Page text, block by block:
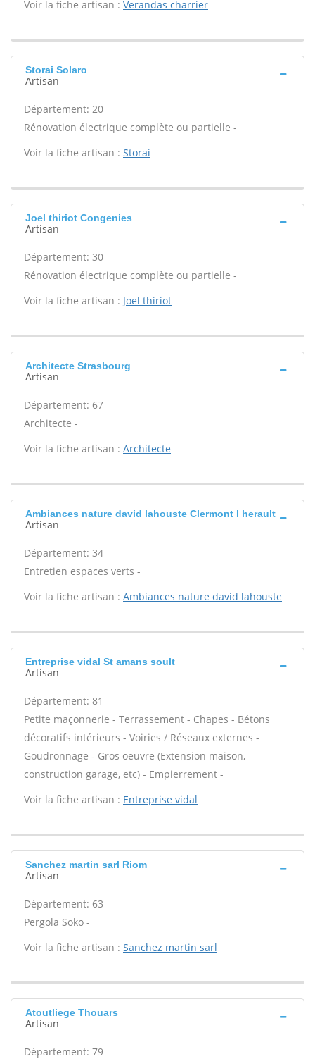
Voir la fiche artisan : Verandas charrier
Storai Solaro
Artisan
Département: 20
Rénovation électrique complète ou partielle -
Voir la fiche artisan : Storai
Joel thiriot Congenies
Artisan
Département: 30
Rénovation électrique complète ou partielle -
Voir la fiche artisan : Joel thiriot
Architecte Strasbourg
Artisan
Département: 67
Architecte -
Voir la fiche artisan : Architecte
Ambiances nature david lahouste Clermont l herault
Artisan
Département: 34
Entretien espaces verts -
Voir la fiche artisan : Ambiances nature david lahouste
Entreprise vidal St amans soult
Artisan
Département: 81
Petite maçonnerie - Terrassement - Chapes - Bétons
décoratifs intérieurs - Voiries / Réseaux externes -
Goudronnage - Gros oeuvre (Extension maison,
construction garage, etc) - Empierrement -
Voir la fiche artisan : Entreprise vidal
Sanchez martin sarl Riom
Artisan
Département: 63
Pergola Soko -
Voir la fiche artisan : Sanchez martin sarl
Atoutliege Thouars
Artisan
Département: 79